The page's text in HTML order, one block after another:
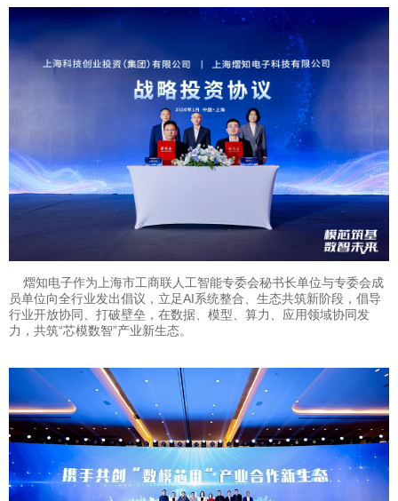
熠知电子作为上海市工商联人工智能专委会秘书长单位与专委会成
员单位向全行业发出倡议，立足AI系统整合、生态共筑新阶段，倡导
行业开放协同、打破壁垒，在数据、模型、算力、应用领域协同发
力，共筑“芯模数智”产业新生态。